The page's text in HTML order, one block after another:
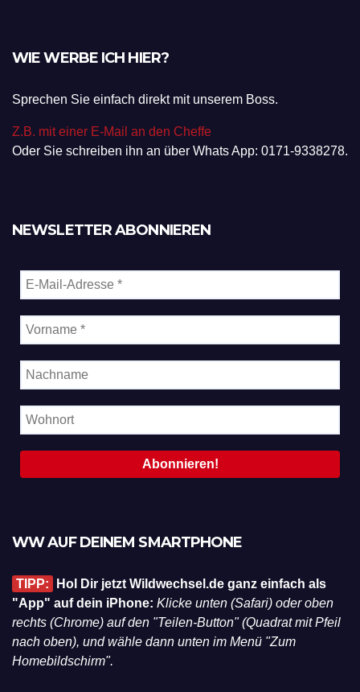
WIE WERBE ICH HIER?
Sprechen Sie einfach direkt mit unserem Boss.
Z.B. mit einer E-Mail an den Cheffe
Oder Sie schreiben ihn an über Whats App: 0171-9338278.
NEWSLETTER ABONNIEREN
WW AUF DEINEM SMARTPHONE
TIPP:
Hol Dir jetzt Wildwechsel.de ganz einfach als
"App" auf dein iPhone: Klicke unten (Safari) oder oben
rechts (Chrome) auf den "Teilen-Button" (Quadrat mit Pfeil
nach oben), und wähle dann unten im Menü "Zum
Homebildschirm".